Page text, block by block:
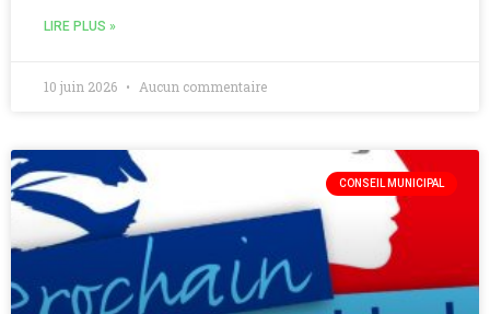
LIRE PLUS »
10 juin 2026 Aucun commentaire
CONSEIL MUNICIPAL